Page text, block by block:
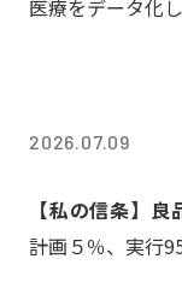
医療をデータ化
2026.07.09
【私の信条】
計画５％、実行